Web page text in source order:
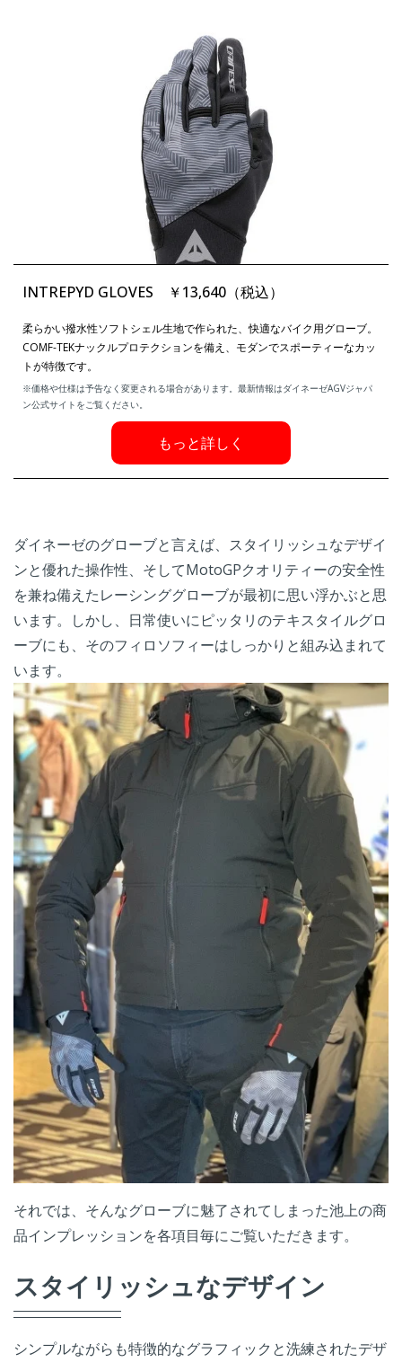
INTREPYD GLOVES ￥13,640（税込）
柔らかい撥水性ソフトシェル生地で作られた、快適なバイク用グローブ。
COMF-TEKナックルプロテクションを備え、モダンでスポーティーなカッ
トが特徴です。
※価格や仕様は予告なく変更される場合があります。最新情報はダイネーゼAGVジャパ
ン公式サイトをご覧ください。
もっと詳しく
ダイネーゼのグローブと言えば、スタイリッシュなデザイ
ンと優れた操作性、そしてMotoGPクオリティーの安全性
を兼ね備えたレーシンググローブが最初に思い浮かぶと思
います。しかし、日常使いにピッタリのテキスタイルグロ
ーブにも、そのフィロソフィーはしっかりと組み込まれて
います。
それでは、そんなグローブに魅了されてしまった池上の商
品インプレッションを各項目毎にご覧いただきます。
スタイリッシュなデザイン
シンプルながらも特徴的なグラフィックと洗練されたデザ